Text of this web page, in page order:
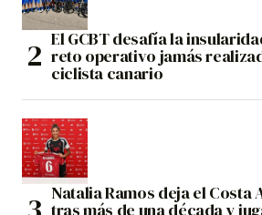
El GCBT desafía la
reto operativo jamás
ciclista canario
Natalia Ramos deja el Costa
tras más de una década y